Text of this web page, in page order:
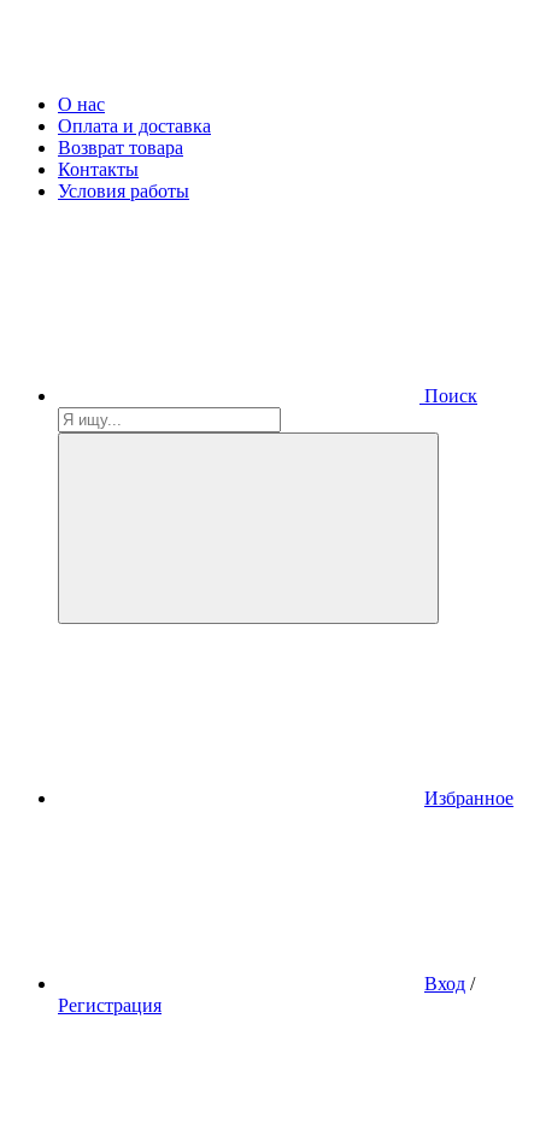
О нас
Оплата и доставка
Возврат товара
Контакты
Условия работы
Поиск
Избранное
Вход /
Регистрация